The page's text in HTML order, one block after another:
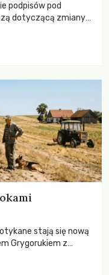
podpisów pod
dotyczącą zmiany
i zwierząt,
stają się nową
Grygorukiem z